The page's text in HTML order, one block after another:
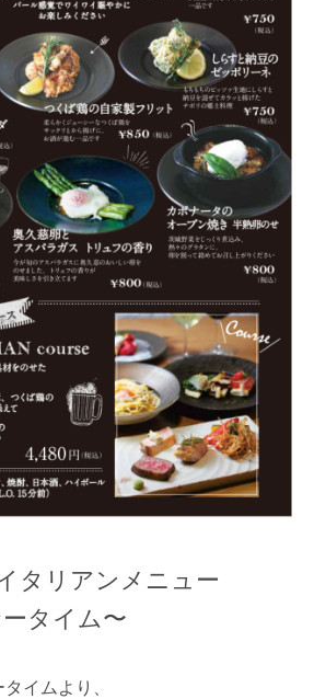
タリアンメニュー
タイム〜
イムより、